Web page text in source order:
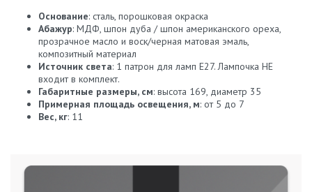
Основание: сталь, порошковая окраска
Абажур: МДФ, шпон дуба / шпон американского ореха,
прозрачное масло и воск/черная матовая эмаль,
композитный материал
Источник света: 1 патрон для ламп Е27. Лампочка НЕ
входит в комплект.
Габаритные размеры, см: высота 169, диаметр 35
Примерная площадь освещения, м: от 5 до 7
Вес, кг: 11